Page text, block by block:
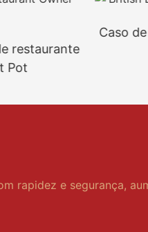
Caso de
rapidez e segurança,